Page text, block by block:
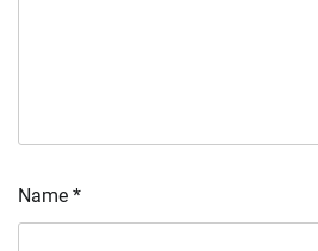
Name *